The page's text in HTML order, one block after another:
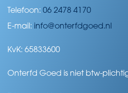
Telefoon: 06 2478 4170
E-mail: info@onterfdgoed.nl
KvK: 65833600
Onterfd Goed is niet btw-